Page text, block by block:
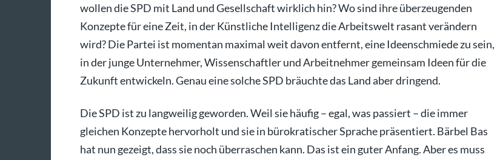
wollen die SPD mit Land und Gesellschaft wirklich hin? Wo sind ihre überzeugenden
Konzepte für eine Zeit, in der Künstliche Intelligenz die Arbeitswelt rasant verändern
wird? Die Partei ist momentan maximal weit davon entfernt, eine Ideenschmiede zu sein,
in der junge Unternehmer, Wissenschaftler und Arbeitnehmer gemeinsam Ideen für die
Zukunft entwickeln. Genau eine solche SPD bräuchte das Land aber dringend.
Die SPD ist zu langweilig geworden. Weil sie häufig – egal, was passiert – die immer
gleichen Konzepte hervorholt und sie in bürokratischer Sprache präsentiert. Bärbel Bas
hat nun gezeigt, dass sie noch überraschen kann. Das ist ein guter Anfang. Aber es muss